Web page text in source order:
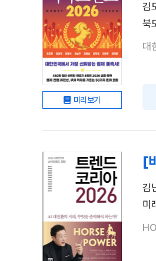
미리보기
김
북
대
[
김
미